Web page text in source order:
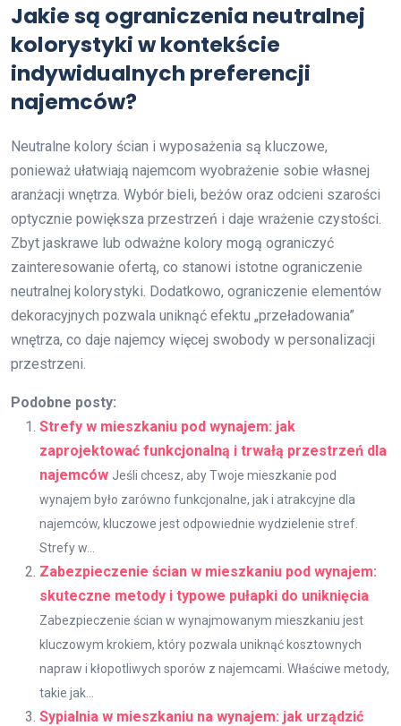
Jakie są ograniczenia neutralnej
kolorystyki w kontekście
indywidualnych preferencji
najemców?
Neutralne kolory ścian i wyposażenia są kluczowe,
ponieważ ułatwiają najemcom wyobrażenie sobie własnej
aranżacji wnętrza. Wybór bieli, beżów oraz odcieni szarości
optycznie powiększa przestrzeń i daje wrażenie czystości.
Zbyt jaskrawe lub odważne kolory mogą ograniczyć
zainteresowanie ofertą, co stanowi istotne ograniczenie
neutralnej kolorystyki. Dodatkowo, ograniczenie elementów
dekoracyjnych pozwala uniknąć efektu „przeładowania”
wnętrza, co daje najemcy więcej swobody w personalizacji
przestrzeni.
Podobne posty:
Strefy w mieszkaniu pod wynajem: jak
zaprojektować funkcjonalną i trwałą przestrzeń dla
najemców Jeśli chcesz, aby Twoje mieszkanie pod
wynajem było zarówno funkcjonalne, jak i atrakcyjne dla
najemców, kluczowe jest odpowiednie wydzielenie stref.
Strefy w...
Zabezpieczenie ścian w mieszkaniu pod wynajem:
skuteczne metody i typowe pułapki do uniknięcia
Zabezpieczenie ścian w wynajmowanym mieszkaniu jest
kluczowym krokiem, który pozwala uniknąć kosztownych
napraw i kłopotliwych sporów z najemcami. Właściwe metody,
takie jak...
Sypialnia w mieszkaniu na wynajem: jak urządzić